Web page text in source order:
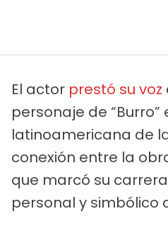
El actor prestó su voz
personaje de “Burro”
latinoamericana de
conexión entre la
que marcó su
personal y simbólico